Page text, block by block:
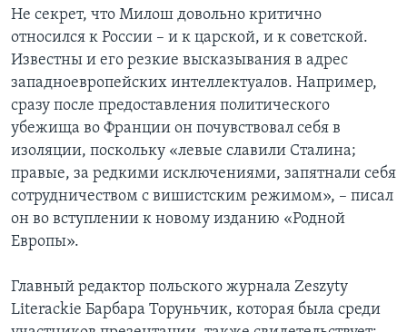
Не секрет, что Милош довольно критично
относился к России – и к царской, и к советской.
Известны и его резкие высказывания в адрес
западноевропейских интеллектуалов. Например,
сразу после предоставления политического
убежища во Франции он почувствовал себя в
изоляции, поскольку «левые славили Сталина;
правые, за редкими исключениями, запятнали себя
сотрудничеством с вишистским режимом», – писал
он во вступлении к новому изданию «Родной
Европы».
Главный редактор польского журнала Zeszyty
Literackie Барбара Торуньчик, которая была среди